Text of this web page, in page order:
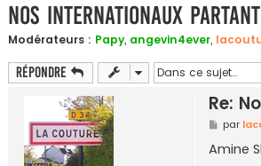
Nos internationaux
Modérateurs : Papy, angevin4ever,
Répondre
Re:
M
e
s
s
par
Amine